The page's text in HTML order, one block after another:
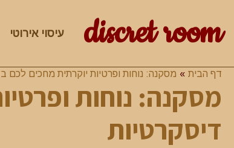
discret room עיסוי אירוטי
דף הבית מסקנה: נוחות ופרטיות יוקרתית מחכים לכם
מסקנה: נוחות
דיסקרטיות